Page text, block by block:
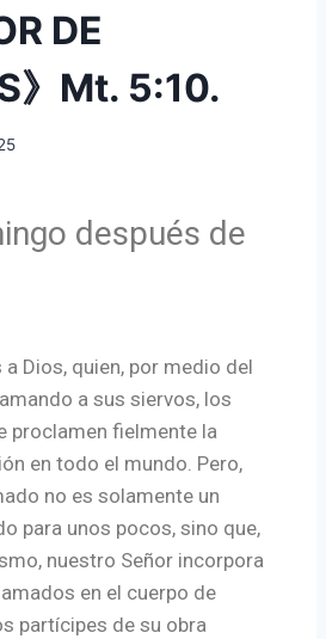
DE
》Mt. 5:10.
después de
Dios, quien, por medio del
a sus siervos, los
proclamen fielmente la
en todo el mundo. Pero,
no es solamente un
para unos pocos, sino que,
nuestro Señor incorpora
en el cuerpo de
partícipes de su obra